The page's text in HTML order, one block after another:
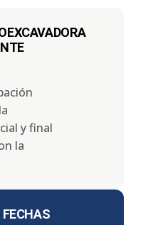
y final
la
FECHAS